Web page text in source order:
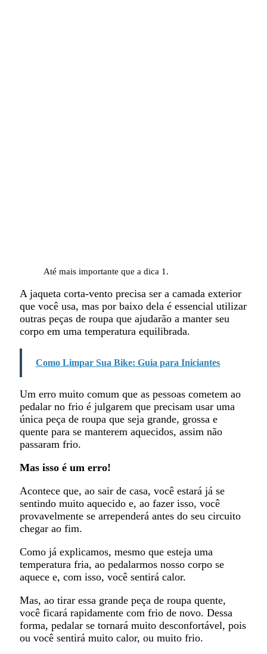
Até mais importante que a dica 1.
A jaqueta corta-vento precisa ser a camada exterior
que você usa, mas por baixo dela é essencial utilizar
outras peças de roupa que ajudarão a manter seu
corpo em uma temperatura equilibrada.
Como Limpar Sua Bike: Guia para Iniciantes
Um erro muito comum que as pessoas cometem ao
pedalar no frio é julgarem que precisam usar uma
única peça de roupa que seja grande, grossa e
quente para se manterem aquecidos, assim não
passaram frio.
Mas isso é um erro!
Acontece que, ao sair de casa, você estará já se
sentindo muito aquecido e, ao fazer isso, você
provavelmente se arrependerá antes do seu circuito
chegar ao fim.
Como já explicamos, mesmo que esteja uma
temperatura fria, ao pedalarmos nosso corpo se
aquece e, com isso, você sentirá calor.
Mas, ao tirar essa grande peça de roupa quente,
você ficará rapidamente com frio de novo. Dessa
forma, pedalar se tornará muito desconfortável, pois
ou você sentirá muito calor, ou muito frio.